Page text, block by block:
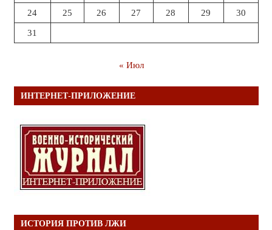
24 25 26 27 28 29 30
31
« Июл
ИНТЕРНЕТ-ПРИЛОЖЕНИЕ
ИСТОРИЯ ПРОТИВ ЛЖИ